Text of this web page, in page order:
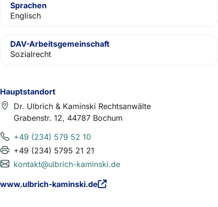
Hauptstandort
Dr. Ulbrich & Kaminski Rechtsanwälte
Grabenstr. 12, 44787 Bochum
+49 (234) 579 52 10
+49 (234) 5795 21 21
kontakt@ulbrich-kaminski.de
www.ulbrich-kaminski.de
Sprachen
Englisch
DAV-Arbeitsgemeinschaft
Sozialrecht